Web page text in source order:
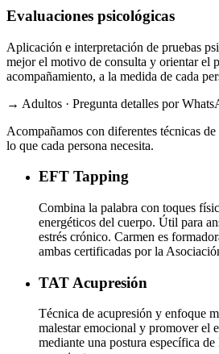
Evaluaciones psicológicas
Aplicación e interpretación de pruebas
mejor el motivo de consulta y orientar el
acompañamiento, a la medida de cada
→ Adultos · Pregunta detalles por
Acompañamos con diferentes técnicas
lo que cada persona necesita.
EFT Tapping
Combina la palabra con toques
energéticos del cuerpo. Útil para
estrés crónico. Carmen es
ambas certificadas por la
TAT Acupresión
Técnica de acupresión y enfoque
malestar emocional y promover el
mediante una postura específica